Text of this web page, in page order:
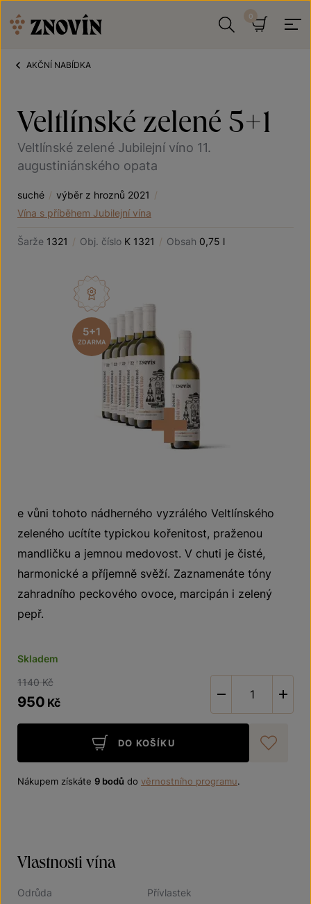
AKČNÍ NABÍDKA
Veltlínské zelené 5+1
Veltlínské zelené Jubilejní víno 11.
augustiniánského opata
suché / výběr z hroznů 2021 /
Vína s příběhem Jubilejní vína
Šarže 1321 / Obj. číslo K 1321 / Obsah 0,75 l
5+1
ZDARMA
e vůni tohoto nádherného vyzrálého Veltlínského
zeleného ucítíte typickou kořenitost, praženou
mandličku a jemnou medovost. V chuti je čisté,
harmonické a příjemně svěží. Zaznamenáte tóny
zahradního peckového ovoce, marcipán i zelený
pepř.
Skladem
1140 Kč
950 Kč
-
DO KOŠÍKU
Nákupem získáte 9 bodů do věrnostního programu.
Vlastnosti vína
Odrůda
Přívlastek